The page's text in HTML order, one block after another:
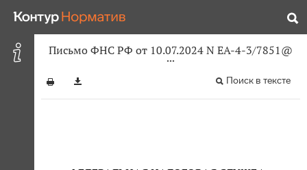
Письмо ФНС РФ от 10.07.2024 N ЕА-4-3/7851@
Поиск в тексте